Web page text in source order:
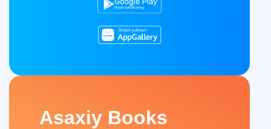
Asaxiy Books